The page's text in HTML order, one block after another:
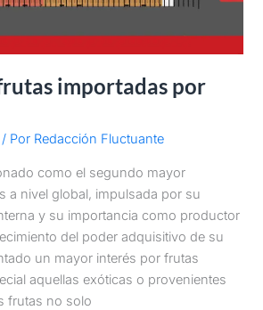
importadas por
/ Por Redacción Fluctuante
como el segundo mayor
a nivel global, impulsada por su
y su importancia como productor
del poder adquisitivo de su
un mayor interés por frutas
aquellas exóticas o provenientes
frutas no solo